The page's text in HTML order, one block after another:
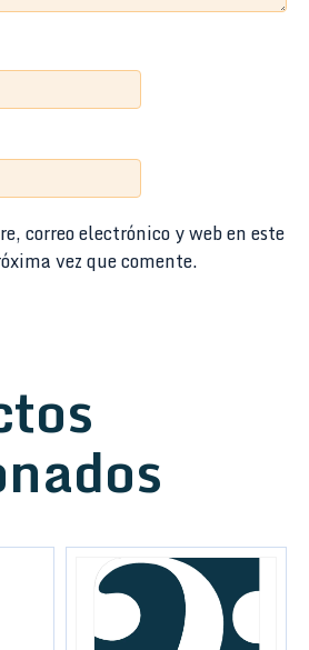
correo electrónico y web en este
vez que comente.